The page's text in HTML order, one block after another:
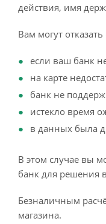
действия, имя
Вам могут
если ваш банк
на карте
банк не
истекло время
в данных была
В этом случае вы
банк для решения
Безналичным
магазина.